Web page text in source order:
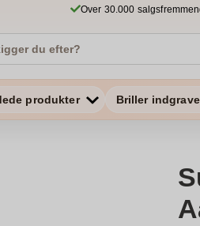
Over 30.000
produkter Briller